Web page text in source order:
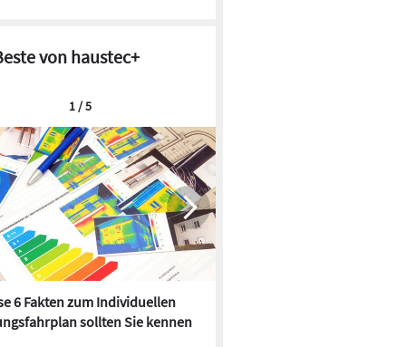
von haustec+
6 Fakten zum Individuellen
sollten Sie kennen
1 / 5